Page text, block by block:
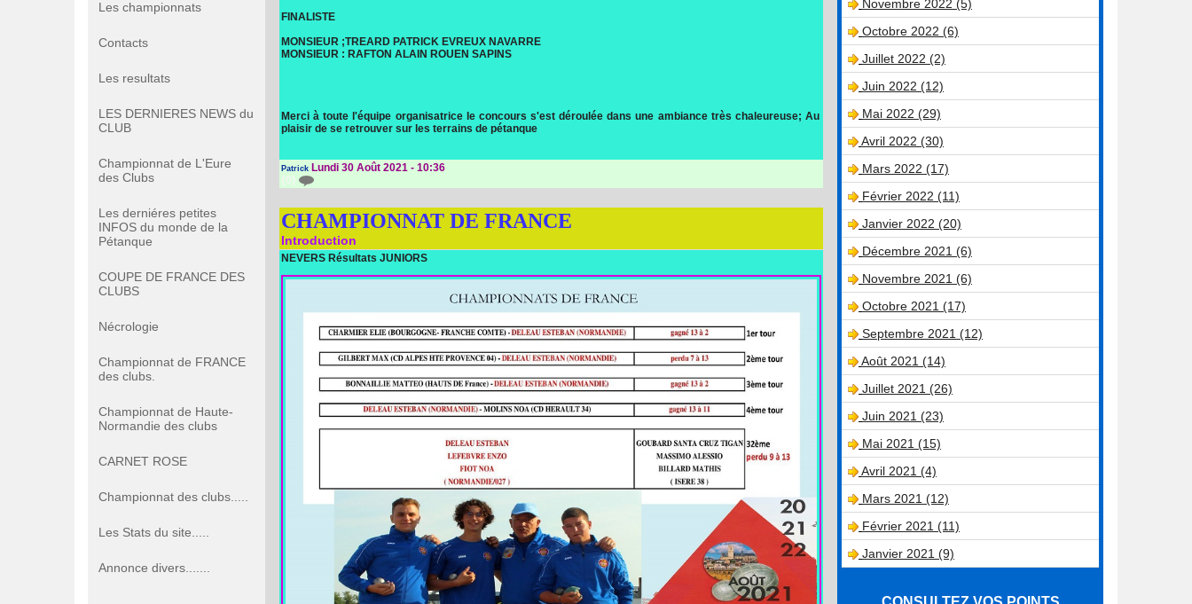
Les championnats
Contacts
Les resultats
LES DERNIERES NEWS du
CLUB
Championnat de L'Eure
des Clubs
Les derniéres petites
INFOS du monde de la
Pétanque
COUPE DE FRANCE DES
CLUBS
Nécrologie
Championnat de FRANCE
des clubs.
Championnat de Haute-
Normandie des clubs
CARNET ROSE
Championnat des clubs.....
Les Stats du site.....
Annonce divers.......
FINALISTE
MONSIEUR ;TREARD PATRICK EVREUX NAVARRE
MONSIEUR : RAFTON ALAIN ROUEN SAPINS
Merci à toute l'équipe organisatrice le concours s'est déroulée dans une ambiance très chaleureuse; Au
plaisir de se retrouver sur les terrains de pétanque
Patrick Lundi 30 Août 2021 - 10:36
{0}
CHAMPIONNAT DE FRANCE
Introduction
NEVERS Résultats JUNIORS
Novembre 2022 (5)
Octobre 2022 (6)
Juillet 2022 (2)
Juin 2022 (12)
Mai 2022 (29)
Avril 2022 (30)
Mars 2022 (17)
Février 2022 (11)
Janvier 2022 (20)
Décembre 2021 (6)
Novembre 2021 (6)
Octobre 2021 (17)
Septembre 2021 (12)
Août 2021 (14)
Juillet 2021 (26)
Juin 2021 (23)
Mai 2021 (15)
Avril 2021 (4)
Mars 2021 (12)
Février 2021 (11)
Janvier 2021 (9)